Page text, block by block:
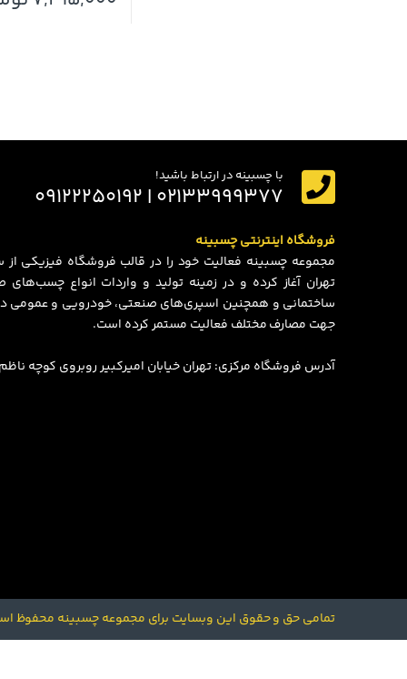
با چسبینه در ارتباط باشید!
۰۲۱۳۳۹۹۹۳۷۷ | ۰۹۱۲۲۲۵۰۱۹۲
فروشگاه اینترنتی چسبینه
تهران آغاز کرده و در زمینه تولید و واردات انواع
ساختمانی و همچنین اسپری‌های صنعتی، خودرویی و عمومی
جهت مصارف مختلف فعالیت مستمر کرده است.
آدرس فروشگاه مرکزی: تهران خیابان امیرکبیر روبروی کوچه ناظم
تمامی حق و حقوق این وبسایت برای مجموعه چسبینه محفوظ